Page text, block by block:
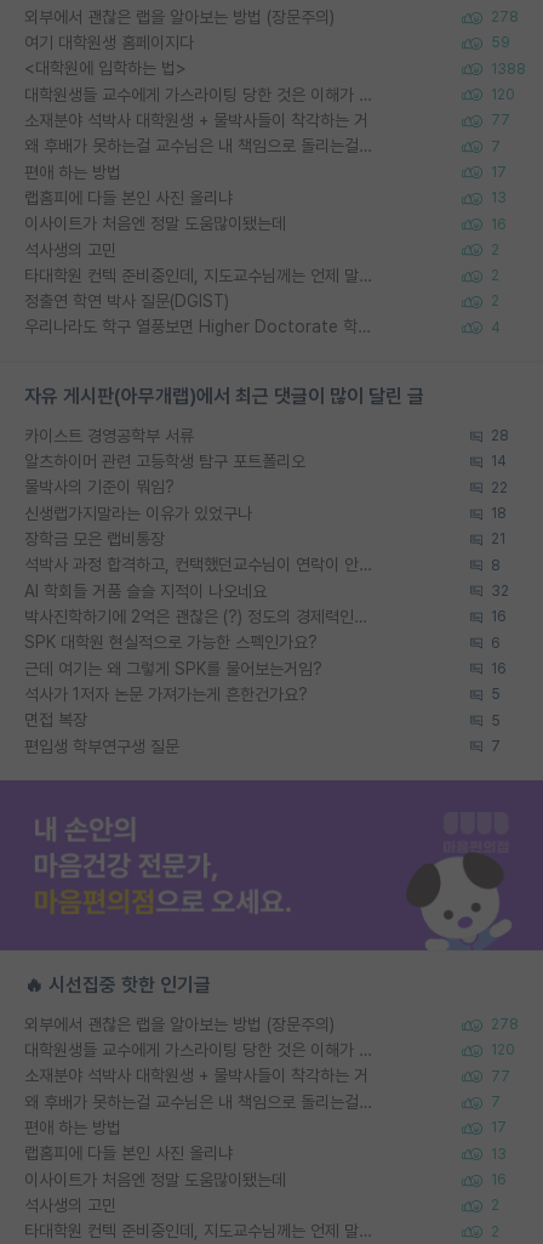
외부에서 괜찮은 랩을 알아보는 방법 (장문주의) 278
여기 대학원생 홈페이지다 59
<대학원에 입학하는 법> 1388
대학원생들 교수에게 가스라이팅 당한 것은 이해가 갑니다. 안타깝네요. 120
소재분야 석박사 대학원생 + 물박사들이 착각하는 거 77
왜 후배가 못하는걸 교수님은 내 책임으로 돌리는걸까요? 7
편애 하는 방법 17
랩홈피에 다들 본인 사진 올리냐 13
이사이트가 처음엔 정말 도움많이됐는데 16
석사생의 고민 2
타대학원 컨텍 준비중인데, 지도교수님께는 언제 말씀드려야 할까요? 2
정출연 학연 박사 질문(DGIST) 2
우리나라도 학구 열풍보면 Higher Doctorate 학위가 필요하다고 봅니다. 4
자유 게시판(아무개랩)에서 최근 댓글이 많이 달린 글
카이스트 경영공학부 서류 28
알츠하이머 관련 고등학생 탐구 포트폴리오 14
물박사의 기준이 뭐임? 22
신생랩가지말라는 이유가 있었구나 18
장학금 모은 랩비통장 21
석박사 과정 합격하고, 컨택했던교수님이 연락이 안됩니다... 8
AI 학회들 거품 슬슬 지적이 나오네요 32
박사진학하기에 2억은 괜찮은 (?) 정도의 경제력인가요 16
SPK 대학원 현실적으로 가능한 스펙인가요? 6
근데 여기는 왜 그렇게 SPK를 물어보는거임? 16
석사가 1저자 논문 가져가는게 흔한건가요? 5
면접 복장 5
편입생 학부연구생 질문 7
🔥 시선집중 핫한 인기글
외부에서 괜찮은 랩을 알아보는 방법 (장문주의) 278
대학원생들 교수에게 가스라이팅 당한 것은 이해가 갑니다. 안타깝네요. 120
소재분야 석박사 대학원생 + 물박사들이 착각하는 거 77
왜 후배가 못하는걸 교수님은 내 책임으로 돌리는걸까요? 7
편애 하는 방법 17
랩홈피에 다들 본인 사진 올리냐 13
이사이트가 처음엔 정말 도움많이됐는데 16
석사생의 고민 2
타대학원 컨텍 준비중인데, 지도교수님께는 언제 말씀드려야 할까요? 2